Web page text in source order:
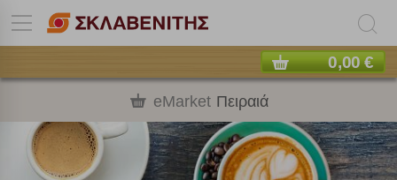
0,00 €
eMarket Πειραιά